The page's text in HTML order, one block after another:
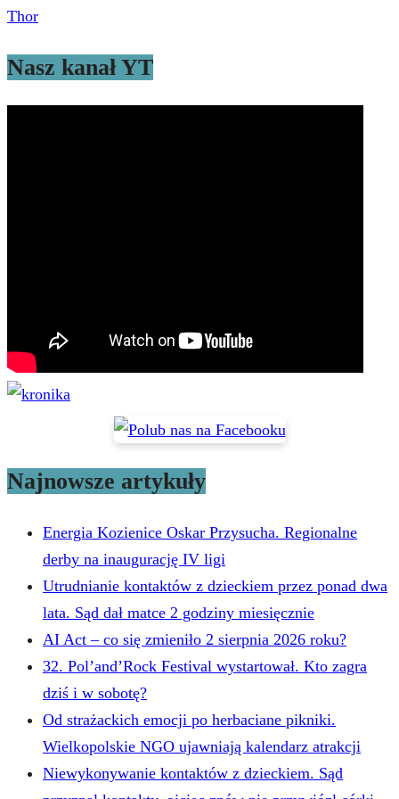
Thor
Nasz kanał YT
Najnowsze artykuły
Energia Kozienice Oskar Przysucha. Regionalne
derby na inaugurację IV ligi
Utrudnianie kontaktów z dzieckiem przez ponad dwa
lata. Sąd dał matce 2 godziny miesięcznie
AI Act – co się zmieniło 2 sierpnia 2026 roku?
32. Pol’and’Rock Festival wystartował. Kto zagra
dziś i w sobotę?
Od strażackich emocji po herbaciane pikniki.
Wielkopolskie NGO ujawniają kalendarz atrakcji
Niewykonywanie kontaktów z dzieckiem. Sąd